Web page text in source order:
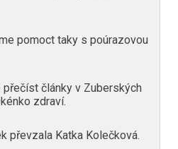
pomoct taky s poúrazovou
články v Zuberských
zdraví.
převzala Katka Kolečková.